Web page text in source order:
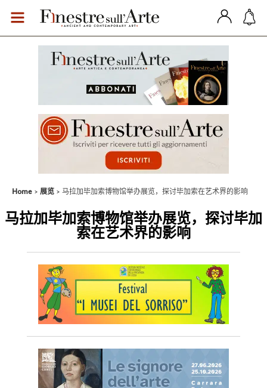
Home 展览 马拉加毕加索博物馆举办展览，探讨毕加索在艺术界的影响
马拉加毕加索博物馆举办展览，探讨毕加
索在艺术界的影响